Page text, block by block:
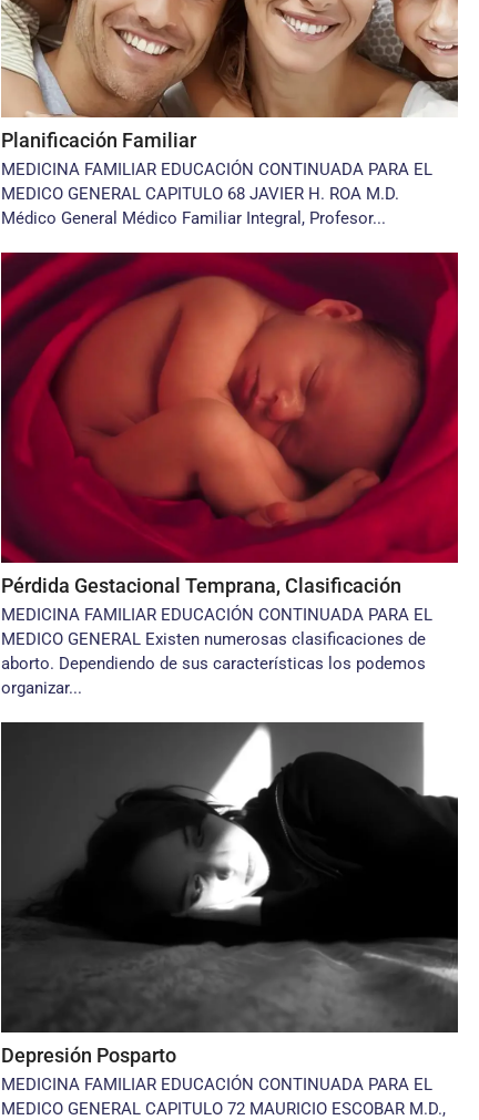
Planificación Familiar
MEDICINA FAMILIAR EDUCACIÓN CONTINUADA PARA EL
MEDICO GENERAL CAPITULO 68 JAVIER H. ROA M.D.
Médico General Médico Familiar Integral, Profesor...
Pérdida Gestacional Temprana, Clasificación
MEDICINA FAMILIAR EDUCACIÓN CONTINUADA PARA EL
MEDICO GENERAL Existen numerosas clasificaciones de
aborto. Dependiendo de sus características los podemos
organizar...
Depresión Posparto
MEDICINA FAMILIAR EDUCACIÓN CONTINUADA PARA EL
MEDICO GENERAL CAPITULO 72 MAURICIO ESCOBAR M.D.,